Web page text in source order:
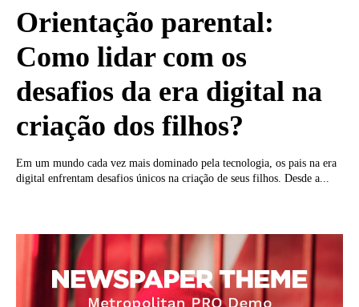
Orientação parental:
Como lidar com os
desafios da era digital na
criação dos filhos?
Em um mundo cada vez mais dominado pela tecnologia, os pais na era
digital enfrentam desafios únicos na criação de seus filhos. Desde a...